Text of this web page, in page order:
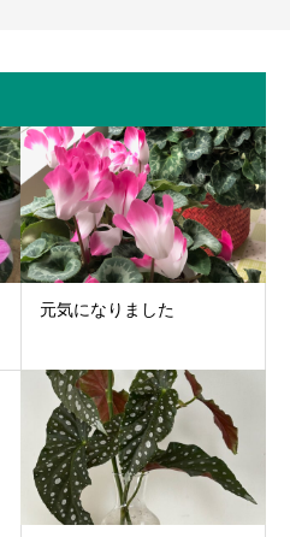
元気になりました